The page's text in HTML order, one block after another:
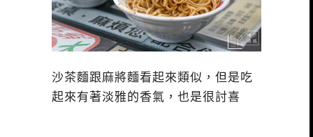
沙茶麵跟麻將麵看起來類似，但是吃
起來有著淡雅的香氣，也是很討喜